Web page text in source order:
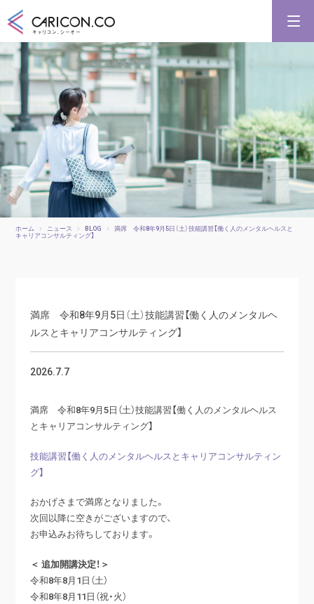
キャリアコンサルタント養成講習
キャリアコンサルタント更新講習
合格講座
キャリコンシーオーとは
キャリアコンサルタントとは
ホーム ニュース BLOG 満席 令和8年9月5日（土）技能講習【働く人のメンタルヘルスと
キャリアコンサルティング】
満席 令和8年9月5日（土）技能講習【働く人のメンタルヘ
ルスとキャリアコンサルティング】
2026.7.7
満席 令和8年9月5日（土）技能講習【働く人のメンタルヘルス
とキャリアコンサルティング】
技能講習【働く人のメンタルヘルスとキャリアコンサルティン
グ】
おかげさまで満席となりました。
次回以降に空きがございますので、
お申込みお待ちしております。
＜ 追加開講決定！＞
令和8年8月1日（土）
令和8年8月11日（祝・火）